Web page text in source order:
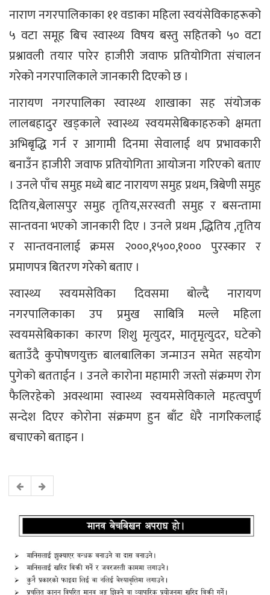
नाराण नगरपालिकाका ११ वडाका महिला स्वयंसेविकाहरूको
५ वटा समूह बिच स्वास्थ्य विषय बस्तु सहितको ५० वटा
प्रश्नावली तयार पारेर हाजीरी जवाफ प्रतियोगिता संचालन
गरेको नगरपालिकाले जानकारी दिएको छ ।
नारायण नगरपालिका स्वास्थ्य शाखाका सह संयोजक
लालबहादुर खड्काले स्वास्थ्य स्वयमसेबिकाहरुको क्षमता
अभिबृद्धि गर्न र आगामी दिनमा सेवालाई थप प्रभावकारी
बनाउँन हाजीरी जवाफ प्रतियोगिता आयोजना गरिएको बताए
। उनले पाँच समुह मध्ये बाट नारायण समुह प्रथम, त्रिबेणी समुह
दितिय,बेलासपुर समुह तृतिय,सरस्वती समुह र बसन्तामा
सान्तवना भएको जानकारी दिए । उनले प्रथम ,द्धितिय ,तृतिय
र सान्तवनालाई क्रमस २०००,१५००,१००० पुरस्कार र
प्रमाणपत्र बितरण गरेको बताए ।
स्वास्थ्य स्वयमसेविका दिवसमा बोल्दै नारायण
नगरपालिकाका उप प्रमुख साबित्रि मल्ले महिला
स्वयमसेबिकाका कारण शिशु मृत्युदर, मातृमृत्युदर, घटेको
बताउँदै कुपोषणयुक्त बालबालिका जन्माउन समेत सहयोग
पुगेको बतताईन । उनले कारोना महामारी जस्तो संक्रमण रोग
फैलिरहेको अवस्थामा स्वास्थ्य स्वयमसेविकाले महत्वपुर्ण
सन्देश दिएर कोरोना संक्रमण हुन बाँट धेरै नागरिकलाई
बचाएको बताइन ।